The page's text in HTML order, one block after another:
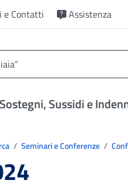
e Contatti Assistenza
Sostegni, Sussidi e
Seminari e Conferenze